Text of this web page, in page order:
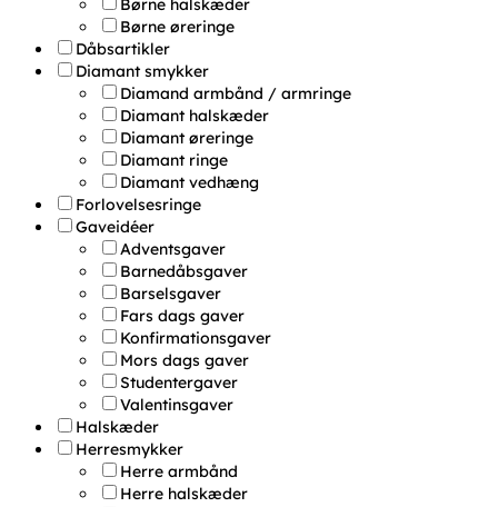
Børne halskæder
Børne øreringe
Dåbsartikler
Diamant smykker
Diamand armbånd / armringe
Diamant halskæder
Diamant øreringe
Diamant ringe
Diamant vedhæng
Forlovelsesringe
Gaveidéer
Adventsgaver
Barnedåbsgaver
Barselsgaver
Fars dags gaver
Konfirmationsgaver
Mors dags gaver
Studentergaver
Valentinsgaver
Halskæder
Herresmykker
Herre armbånd
Herre halskæder